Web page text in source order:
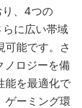
り、4つの
に広い帯域
可能です。さ
ノロジーを備
能を最適化で
ゲーミング環